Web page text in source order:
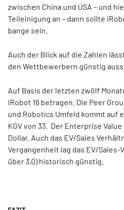
zwischen China und USA – und
Teileinigung an – dann sollte
bange sein.
Auch der Blick auf die Zahlen
den Wettbewerbern günstig
Auf Basis der letzten zwölf
iRobot 16 betragen. Die Peer
und Robotics Umfeld kommt auf
KGV von 33. Der Enterprise
Dollar. Auch das EV/Sales
Vergangenheit lag das EV/
über 3,0) historisch günstig.